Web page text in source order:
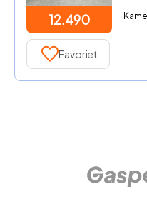
12.490
Favoriet